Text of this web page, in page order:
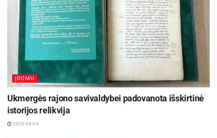
ĮDOMU
Ukmergės rajono savivaldybei padovanota išskirtinė
istorijos relikvija
2026-08-04